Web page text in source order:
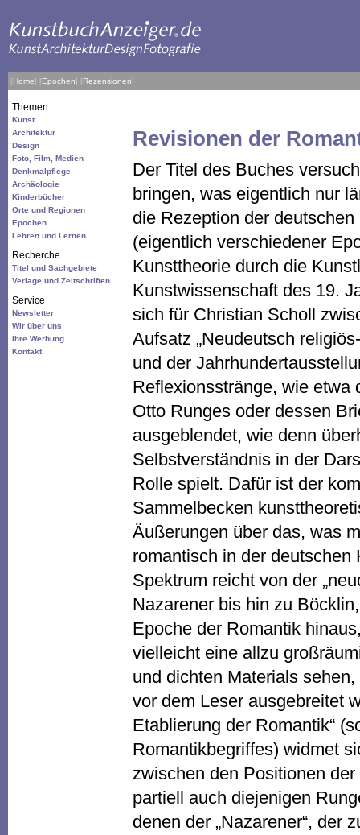
[Home] [Epochen] [Rezensionen]
Themen
Kunst
Architektur
Design
Foto, Film, Medien
Denkmalpflege
Archäologie
Kinderbücher
Orte und Regionen
Epochen
Lehren und Lernen
Recherche
Titel und Sachgebiete
Verlage und Zeitschriften
Service
Newsletter
Wir über uns
Ihre Werbung
Kontakt
Revisionen der
Der Titel des Buches
bringen, was eigentlich nur
die Rezeption der
(eigentlich verschiedener
Kunsttheorie durch die
Kunstwissenschaft des 19.
sich für Christian Scholl
Aufsatz „Neudeutsch
und der
Reflexionsstränge, wie etwa
Otto Runges oder dessen
ausgeblendet, wie denn
Selbstverständnis in der
Rolle spielt. Dafür ist der
Sammelbecken
Äußerungen über das, was
romantisch in der
Spektrum reicht von der
Nazarener bis hin zu
Epoche der Romantik
vielleicht eine allzu
und dichten Materials
vor dem Leser ausgebreitet
Etablierung der Romantik“
Romantikbegriffes) widmet
zwischen den Positionen der
partiell auch diejenigen
denen der „Nazarener“, der